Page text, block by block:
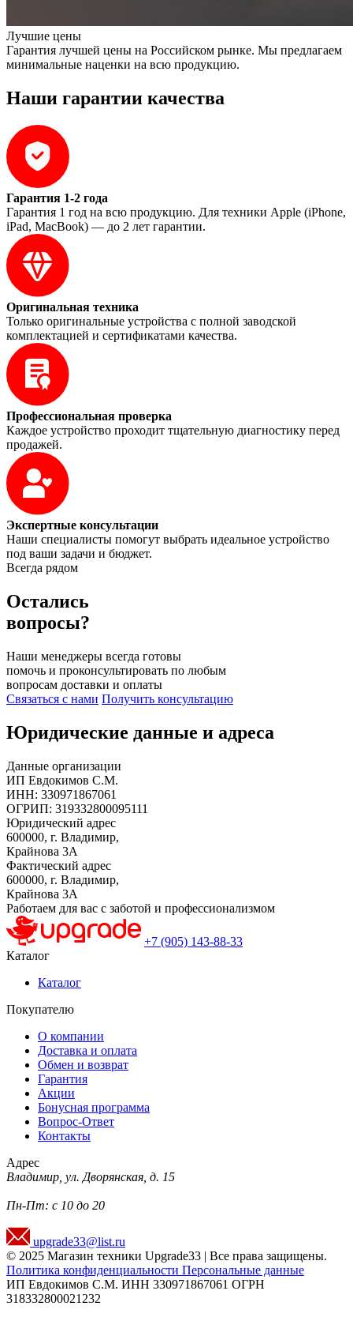
Лучшие цены
Гарантия лучшей цены на Российском рынке. Мы предлагаем
минимальные наценки на всю продукцию.
Наши гарантии качества
Гарантия 1-2 года
Гарантия 1 год на всю продукцию. Для техники Apple (iPhone,
iPad, MacBook) — до 2 лет гарантии.
Оригинальная техника
Только оригинальные устройства с полной заводской
комплектацией и сертификатами качества.
Профессиональная проверка
Каждое устройство проходит тщательную диагностику перед
продажей.
Экспертные консультации
Наши специалисты помогут выбрать идеальное устройство
под ваши задачи и бюджет.
Всегда рядом
Остались
вопросы?
Наши менеджеры всегда готовы
помочь и проконсультировать по любым
вопросам доставки и оплаты
Связаться с нами Получить консультацию
Юридические данные и адреса
Данные организации
ИП Евдокимов С.М.
ИНН: 330971867061
ОГРИП: 319332800095111
Юридический адрес
600000, г. Владимир,
Крайнова 3А
Фактический адрес
600000, г. Владимир,
Крайнова 3А
Работаем для вас с заботой и профессионализмом
+7 (905) 143-88-33
Каталог
Каталог
Покупателю
О компании
Доставка и оплата
Обмен и возврат
Гарантия
Акции
Бонусная программа
Вопрос-Ответ
Контакты
Адрес
Владимир, ул. Дворянская, д. 15
Пн-Пт: с 10 до 20
upgrade33@list.ru
© 2025 Магазин техники Upgrade33 | Все права защищены.
Политика конфиденциальности Персональные данные
ИП Евдокимов С.М. ИНН 330971867061 ОГРН
318332800021232